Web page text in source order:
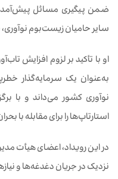
ضمن پیگیری مسائل پیش‌آمده
سایر حامیان زیست‌بوم نوآوری،
او با تأکید بر لزوم افزایش
به‌عنوان یک سرمایه‌گذار
نوآوری کشور می‌داند و با
استارتاپ‌ها را برای مقابله با
در این رویداد، اعضای هیأت
نزدیک در جریان دغدغه‌ها و